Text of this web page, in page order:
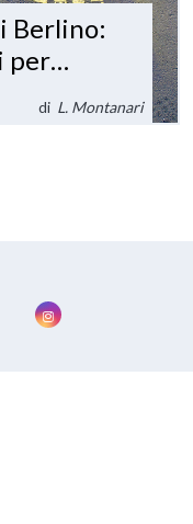
Berlino:
per
di L. Montanari